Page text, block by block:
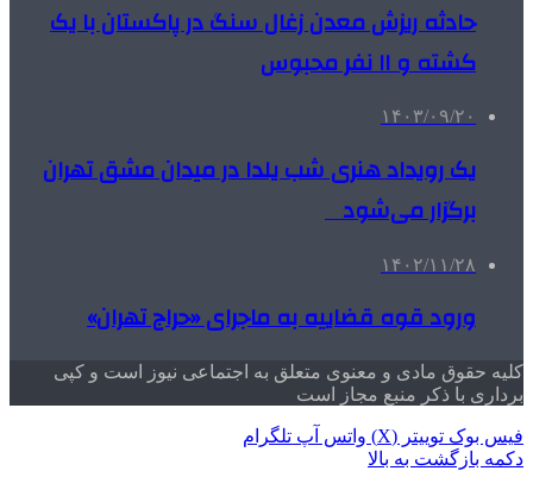
حادثه ریزش معدن زغال سنگ در پاکستان با یک
کشته و ۱۱ نفر محبوس
۱۴۰۳/۰۹/۲۰
یک رویداد هنری شب یلدا در میدان مشق تهران
برگزار می‌شود
۱۴۰۲/۱۱/۲۸
ورود قوه قضاییه به ماجرای «حراج تهران»
کلیه حقوق مادی و معنوی متعلق به اجتماعی نیوز است و کپی
برداری با ذکر منبع مجاز است
فیس بوک توییتر (X) واتس آپ تلگرام
دکمه بازگشت به بالا